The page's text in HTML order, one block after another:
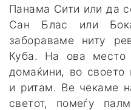
Панама Сити или да
Сан Блас или
забораваме ниту
Куба. На ова место
домаќини, во
и ритам. Ве чекаме
светот, помеѓу